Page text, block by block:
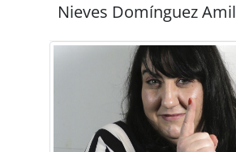
Nieves Domínguez Amil